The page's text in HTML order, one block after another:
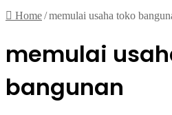
Home/memulai usaha toko
memulai
bangunan